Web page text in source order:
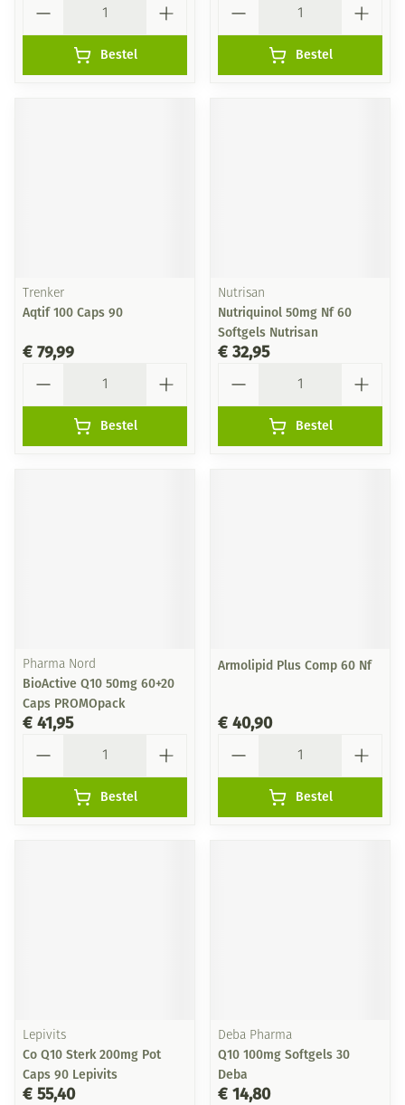
Bestel Bestel
Trenker
Aqtif 100 Caps 90
€ 79,99
Bestel
Nutrisan
Nutriquinol 50mg Nf 60
Softgels Nutrisan
€ 32,95
Bestel
Pharma Nord
BioActive Q10 50mg 60+20
Caps PROMOpack
€ 41,95
Bestel
Armolipid Plus Comp 60 Nf
€ 40,90
Bestel
Lepivits
Co Q10 Sterk 200mg Pot
Caps 90 Lepivits
€ 55,40
Deba Pharma
Q10 100mg Softgels 30
Deba
€ 14,80